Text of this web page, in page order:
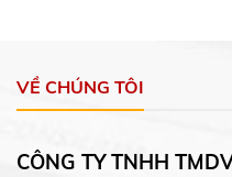
VỀ CHÚNG TÔI
CÔNG TY TNHH